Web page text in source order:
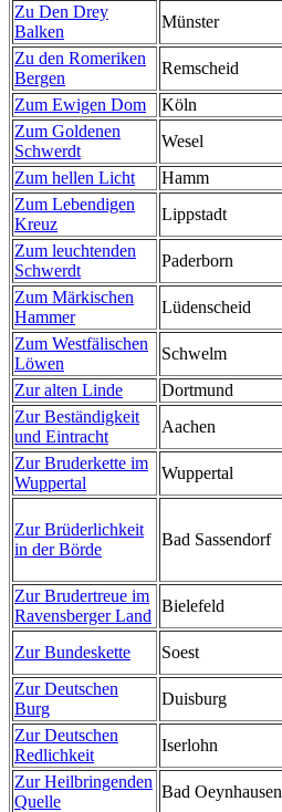
Zu Den Drey
Balken
Münster
Zu den Romeriken
Bergen
Remscheid
Zum Ewigen Dom
Köln
Zum Goldenen
Schwerdt
Wesel
Zum hellen Licht
Hamm
Zum Lebendigen
Kreuz
Lippstadt
Zum leuchtenden
Schwerdt
Paderborn
Zum Märkischen
Hammer
Lüdenscheid
Zum Westfälischen
Löwen
Schwelm
Zur alten Linde
Dortmund
Zur Beständigkeit
und Eintracht
Aachen
Zur Bruderkette im
Wuppertal
Wuppertal
Zur Brüderlichkeit
in der Börde
Bad Sassendorf
Zur Brudertreue im
Ravensberger Land
Bielefeld
Zur Bundeskette
Soest
Zur Deutschen
Burg
Duisburg
Zur Deutschen
Redlichkeit
Iserlohn
Zur Heilbringenden
Quelle
Bad Oeynhausen